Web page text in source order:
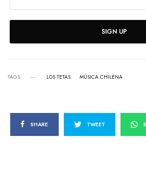
SIGN UP
TAGS LOS TETAS MÚSICA CHILENA
SHARE TWEET